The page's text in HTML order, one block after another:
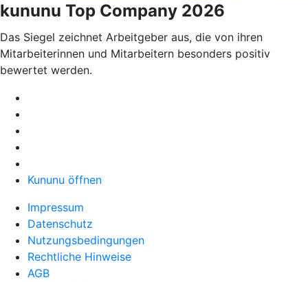
kununu Top Company 2026
Das Siegel zeichnet Arbeitgeber aus, die von ihren
Mitarbeiterinnen und Mitarbeitern besonders positiv
bewertet werden.
Kununu öffnen
Impressum
Datenschutz
Nutzungsbedingungen
Rechtliche Hinweise
AGB